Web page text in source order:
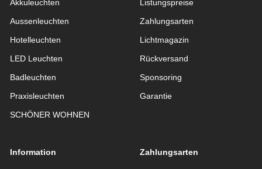
Akkuleuchten
Aussen­leuchten
Hotelleuchten
LED Leuchten
Badleuchten
Praxisleuchten
SCHÖNER WOHNEN
Listungspreise
Zahlungsarten
Lichtmagazin
Rückversand
Sponsoring
Garantie
Information Zahlungsarten